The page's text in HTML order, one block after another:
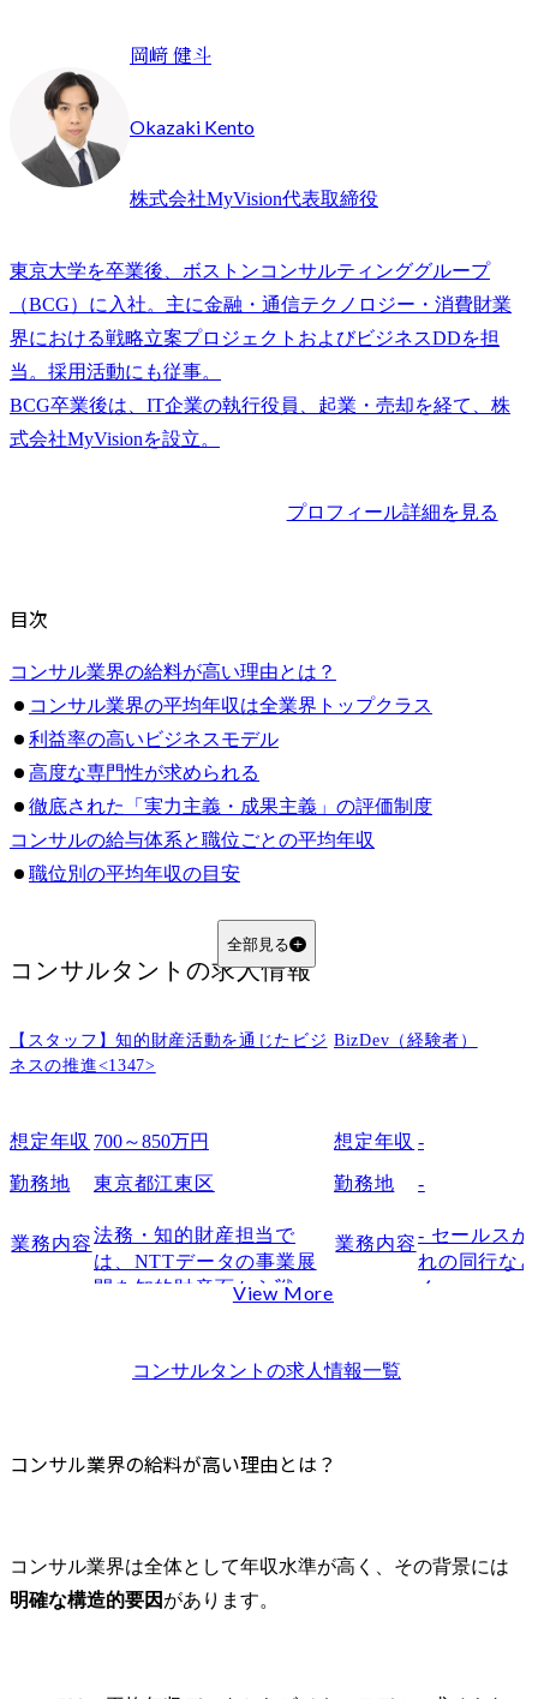
岡﨑 健斗
Okazaki Kento
株式会社MyVision代表取締役
東京大学を卒業後、ボストンコンサルティンググループ
（BCG）に入社。主に金融・通信テクノロジー・消費財業
界における戦略立案プロジェクトおよびビジネスDDを担
当。採用活動にも従事。
BCG卒業後は、IT企業の執行役員、起業・売却を経て、株
プロフィール詳細を見る
目次
コンサル業界の給料が高い理由とは？
コンサル業界の平均年収は全業界トップクラス
利益率の高いビジネスモデル
高度な専門性が求められる
徹底された「実力主義・成果主義」の評価制度
コンサルの給与体系と職位ごとの平均年収
職位別の平均年収の目安
マネージャー
パートナー
昇進のスピードと昇給率
外資系ファームのほうが年収は高い傾向にある
【領域別】給料の違い
総合系コンサルティングファーム
IT系コンサルティングファーム
未経験者のオファー年収はどう決まる？
給料（年収）だけで選ばない
自身の市場価値とキャリアプランの明確化をおこなう
全部見る
コンサルタント の求人情報
【スタッフ】知的財産活動を通じたビジ
ネスの推進<1347>
想定年収 700～850万円
勤務地 東京都江東区
業務内容法務・知的財産担当で
は、NTTデータの事業展
開を知的財産面から戦略
ェクトや当社事業の成長
かし、新たな領域に挑戦
部署の主な業務
View More
BizDev（経験者）
想定年収 -
勤務地 -
業務内容- セールスが
れの同行な
く。
コンサルタント の求人情報一覧
コンサル業界の給料が高い理由とは？
コンサル業界は全体として年収水準が高く、その背景には
明確な構造的要因 があります。